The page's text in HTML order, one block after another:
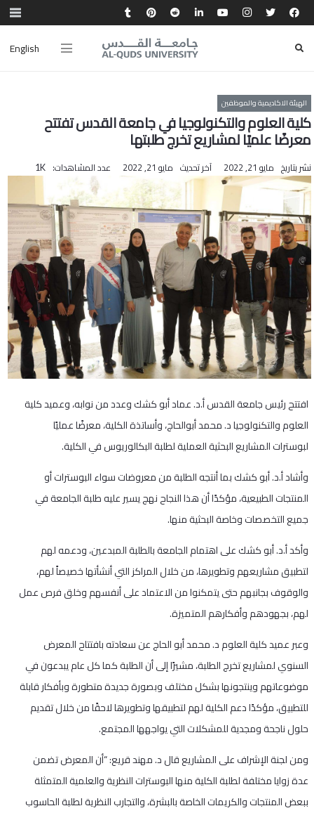
English
الهيئة الاكاديمية والموظفين
كلية العلوم والتكنولوجيا في جامعة القدس تفتتح
معرضًا علميًا لمشاريع تخرج طلبتها
نشر بتاريخ مايو 21, 2022 آخر تحديث مايو 21, 2022 عدد المشاهدات: 1K
افتتح رئيس جامعة القدس أ.د. عماد أبو كشك وعدد من نوابه، وعميد كلية
العلوم والتكنولوجيا د. محمد أبوالحاج، وأساتذة الكلية، معرضًا عمليًا
لبوسترات المشاريع البحثية العملية لطلبة البكالوريوس في الكلية.
وأشاد أ.د. أبو كشك بما أنتجه الطلبة من معروضات سواء البوسترات أو
المنتجات الطبيعية، مؤكدًا أن هذا النجاح نهج يسير عليه طلبة الجامعة في
جميع التخصصات وخاصة البحثية منها.
وأكد أ.د. أبو كشك على اهتمام الجامعة بالطلبة المبدعين، ودعمه لهم
لتطبيق مشاريعهم وتطويرها، من خلال المراكز التي أنشأتها خصيصاً لهم،
والوقوف بجانبهم حتى يتمكنوا من الاعتماد على أنفسهم وخلق فرص عمل
لهم، بجهودهم وأفكارهم المتميزة.
وعبر عميد كلية العلوم د. محمد أبو الحاج عن سعادته بافتتاح المعرض
السنوي لمشاريع تخرج الطلبة، مشيرًا إلى أن الطلبة كما كل عام يبدعون في
موضوعاتهم وينتجونها بشكل مختلف وبصورة جديدة متطورة وبأفكار قابلة
للتطبيق، مؤكدًا دعم الكلية لهم لتطبيقها وتطويرها لاحقًا من خلال تقديم
حلول ناجحة ومجدية للمشكلات التي يواجهها المجتمع.
ومن لجنة الإشراف على المشاريع قال د. مهند قريع: “أن المعرض تضمن
عدة زوايا مختلفة لطلبة الكلية منها البوسترات النظرية والعلمية المتمثلة
ببعض المنتجات والكريمات الخاصة بالبشرة، والتجارب النظرية لطلبة الحاسوب